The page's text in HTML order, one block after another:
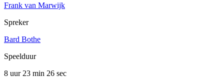
Frank van Marwijk
Spreker
Bard Bothe
Speelduur
8 uur 23 min 26 sec